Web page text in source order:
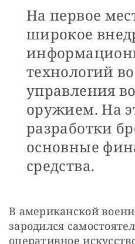
На первое
широкое
технологий
управления
оружием. На
разработки
основные
средства.
В американской
зародился
оперативное